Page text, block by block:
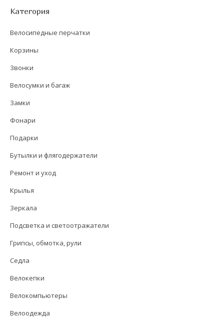
Категория
Велосипедные перчатки
Корзины
Звонки
Велосумки и багаж
Замки
Фонари
Подарки
Бутылки и флягодержатели
Ремонт и уход
Крылья
Зеркала
Подсветка и светоотражатели
Грипсы, обмотка, рули
Седла
Велокепки
Велокомпьютеры
Велоодежда